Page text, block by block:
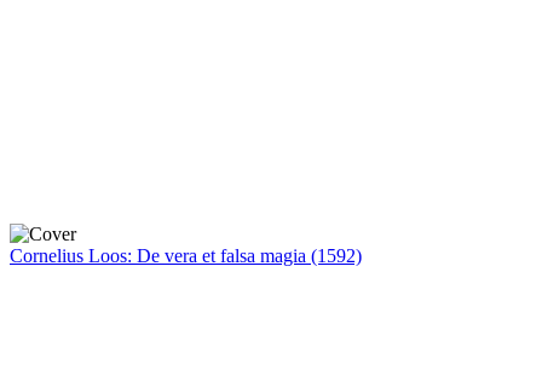
Cornelius Loos: De vera et falsa magia (1592)